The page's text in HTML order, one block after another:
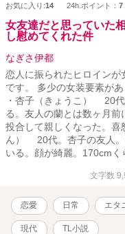
お気に入り:14 24h.ポイント： 7
女友達だと思っていた
し慰めてくれた件
なぎさ伊都
恋人に振られたヒロイン
です。 多少の女装要素が
・杏子（きょうこ） 20
る。友人の蘭とは数ヶ月
投合して親しくなった。喜
ん） 20代。杏子の友人。
いる。顔が綺麗。170cmく
文字数
恋愛 日常 エタ
現代 TL小説